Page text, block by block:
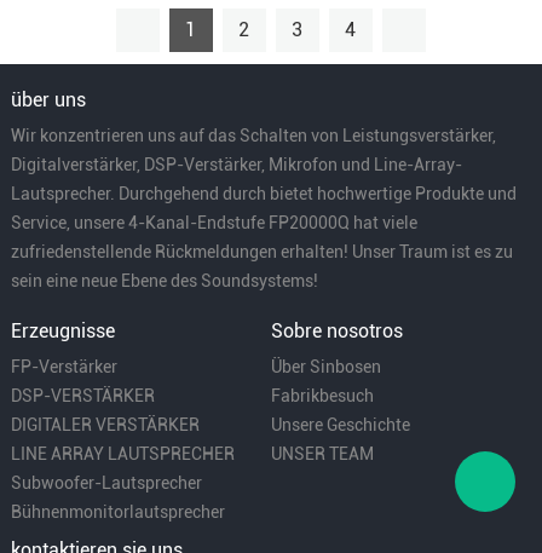
1 2 3 4
über uns
Wir konzentrieren uns auf das Schalten von Leistungsverstärker,
Digitalverstärker, DSP-Verstärker, Mikrofon und Line-Array-
Lautsprecher. Durchgehend durch bietet hochwertige Produkte und
Service, unsere 4-Kanal-Endstufe FP20000Q hat viele
zufriedenstellende Rückmeldungen erhalten! Unser Traum ist es zu
sein eine neue Ebene des Soundsystems!
Erzeugnisse
FP-Verstärker
DSP-VERSTÄRKER
DIGITALER VERSTÄRKER
LINE ARRAY LAUTSPRECHER
Subwoofer-Lautsprecher
Bühnenmonitorlautsprecher
Sobre nosotros
Über Sinbosen
Fabrikbesuch
Unsere Geschichte
UNSER TEAM